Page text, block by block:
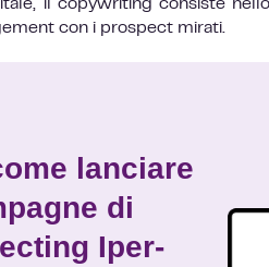
il copywriting consiste
con i prospect mirati.
lanciare
di
Iper-